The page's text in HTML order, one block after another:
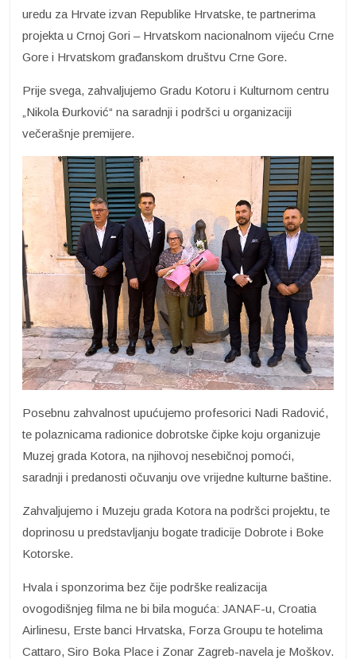
uredu za Hrvate izvan Republike Hrvatske, te partnerima
projekta u Crnoj Gori – Hrvatskom nacionalnom vijeću Crne
Gore i Hrvatskom građanskom društvu Crne Gore.
Prije svega, zahvaljujemo Gradu Kotoru i Kulturnom centru
„Nikola Đurković“ na saradnji i podršci u organizaciji
večerašnje premijere.
Posebnu zahvalnost upućujemo profesorici Nadi Radović,
te polaznicama radionice dobrotske čipke koju organizuje
Muzej grada Kotora, na njihovoj nesebičnoj pomoći,
saradnji i predanosti očuvanju ove vrijedne kulturne baštine.
Zahvaljujemo i Muzeju grada Kotora na podršci projektu, te
doprinosu u predstavljanju bogate tradicije Dobrote i Boke
Kotorske.
Hvala i sponzorima bez čije podrške realizacija
ovogodišnjeg filma ne bi bila moguća: JANAF-u, Croatia
Airlinesu, Erste banci Hrvatska, Forza Groupu te hotelima
Cattaro, Siro Boka Place i Zonar Zagreb-navela je Moškov.